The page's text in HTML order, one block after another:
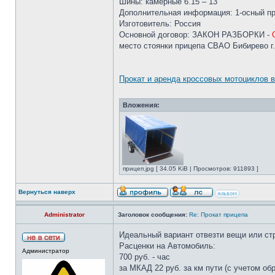
Дополнительная информация: 1-осный
Изготовитель: Россия
Основной договор: ЗАКОН РАЗБОРКИ -
место стоянки прицепа СВАО Бибирево
Прокат и аренда кроссовых мотоциклов
Вложения:
прицеп.jpg [ 34.05 KiB | Просмотров: 911893 ]
Вернуться наверх
Administrator Заголовок сообщения: Re: Прокат прицепа
Администратор
Идеальный вариант отвезти вещи или
Расценки на Автомобиль:
700 руб. - час
за МКАД 22 руб. за км пути (с учетом